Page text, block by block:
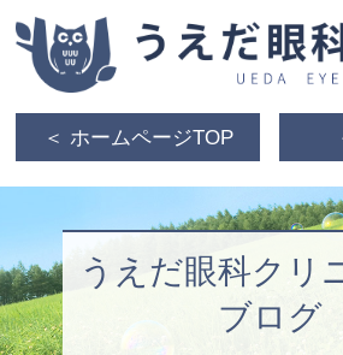
＜ ホームページTOP
うえだ眼科クリ
ブログ